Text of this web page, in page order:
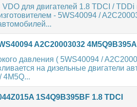
для двигателей 1.8 TDCI / TDDi
- 5WS40094 /
A2C20003032
давления ( 5WS40094 /
на дизельные двигатели
4M5Q...
1S4Q9B395BF 1.8 TDCI